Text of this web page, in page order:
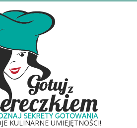
KULINARNE UMIEJĘTNOŚCI!